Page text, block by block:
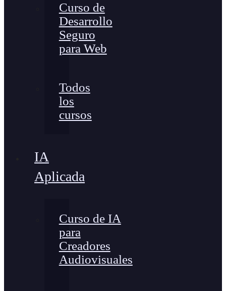
Curso de
Desarrollo
Seguro
para Web
Todos
los
cursos
IA
Aplicada
Curso de IA
para
Creadores
Audiovisuales